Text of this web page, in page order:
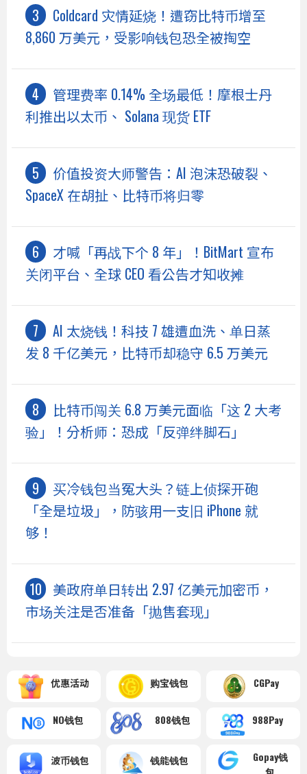
Coldcard 灾情延烧！遭窃比特币增至
8,860 万美元，受影响钱包恐全被掏空
管理费率 0.14% 全场最低！摩根士丹
利推出以太币、 Solana 现货 ETF
价值投资大师警告：AI 泡沫恐破裂、
SpaceX 在胡扯、比特币将归零
才喊「再战下个 8 年」！BitMart 宣布
关闭平台、全球 CEO 看公告才知收摊
AI 太烧钱！科技 7 雄遭血洗、单日蒸
发 8 千亿美元，比特币却稳守 6.5 万美元
比特币闯关 6.8 万美元面临「这 2 大考
验」！分析师：恐成「反弹绊脚石」
买冷钱包当冤大头？链上侦探开砲
「全是垃圾」，防骇用一支旧 iPhone 就
够！
美政府单日转出 2.97 亿美元加密币，
市场关注是否准备「抛售套现」
优惠活动 购宝钱包 CGPay
NO钱包 808钱包 988Pay
波币钱包 钱能钱包
Gopay钱